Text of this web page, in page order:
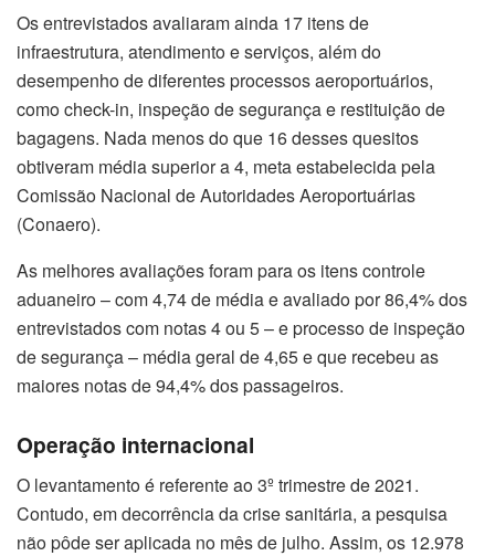
Os entrevistados avaliaram ainda 17 itens de
infraestrutura, atendimento e serviços, além do
desempenho de diferentes processos aeroportuários,
como check-in, inspeção de segurança e restituição de
bagagens. Nada menos do que 16 desses quesitos
obtiveram média superior a 4, meta estabelecida pela
Comissão Nacional de Autoridades Aeroportuárias
(Conaero).
As melhores avaliações foram para os itens controle
aduaneiro – com 4,74 de média e avaliado por 86,4% dos
entrevistados com notas 4 ou 5 – e processo de inspeção
de segurança – média geral de 4,65 e que recebeu as
maiores notas de 94,4% dos passageiros.
Operação internacional
O levantamento é referente ao 3º trimestre de 2021.
Contudo, em decorrência da crise sanitária, a pesquisa
não pôde ser aplicada no mês de julho. Assim, os 12.978